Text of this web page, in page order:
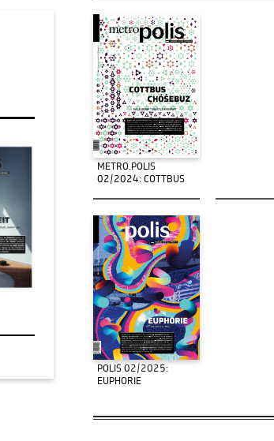
METRO.POLIS
02/2024: COTTBUS
POLIS 02/2025:
EUPHORIE